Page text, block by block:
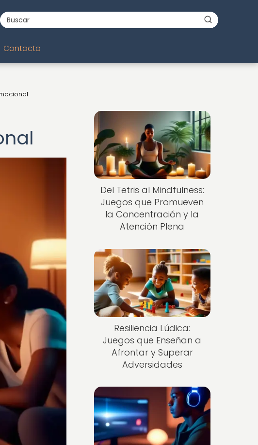
Contacto
Del Tetris al Mindfulness:
Juegos que Promueven
la Concentración y la
Atención Plena
Resiliencia Lúdica:
Juegos que Enseñan a
Afrontar y Superar
Adversidades